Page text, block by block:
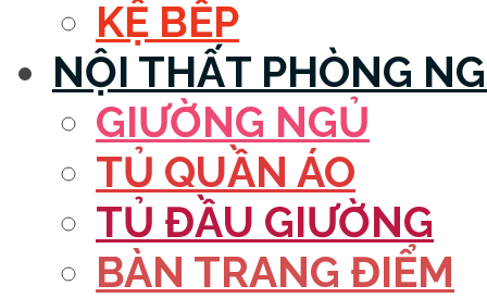
KỆ BẾP
NỘI THẤT PHÒNG
GIƯỜNG NGỦ
TỦ QUẦN ÁO
TỦ ĐẦU GIƯỜNG
BÀN TRANG ĐIỂM